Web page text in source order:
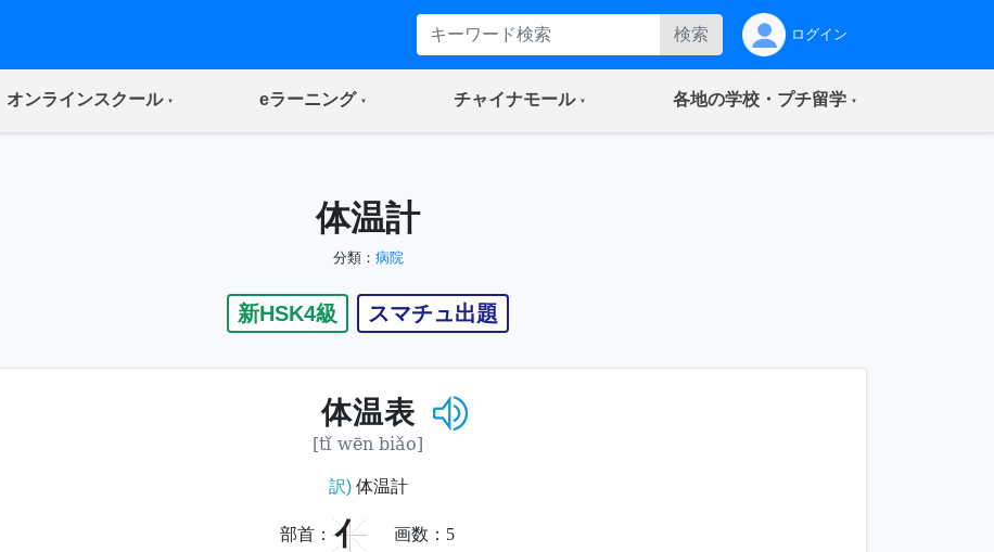
検索 ログイン
オンラインスクール(current) eラーニング(current) チャイナモール(current) 各地の学校・プチ留学(current)
体温計
分類： 病院
新HSK4級 スマチュ出題
体温表
[tǐ wēn biǎo]
訳)体温計
部首： 亻 画数： 5